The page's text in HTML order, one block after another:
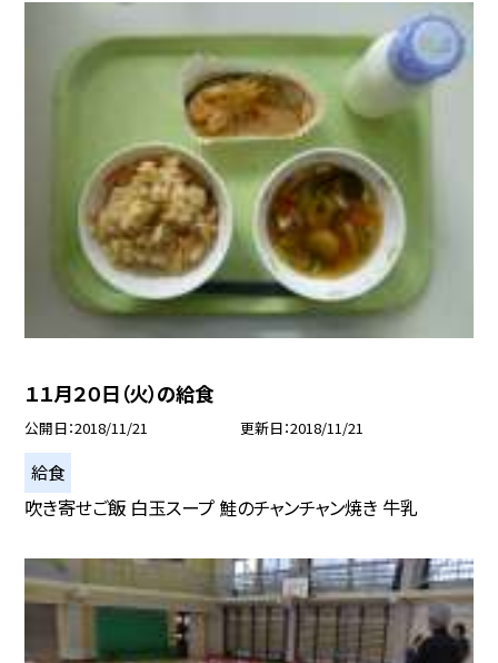
１１月２０日（火）の給食
公開日 2018/11/21 更新日 2018/11/21
給食
吹き寄せご飯 白玉スープ 鮭のチャンチャン焼き 牛乳